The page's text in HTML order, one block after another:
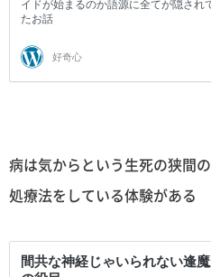
病は気からという生死の狭間
処療法をしている体験がある